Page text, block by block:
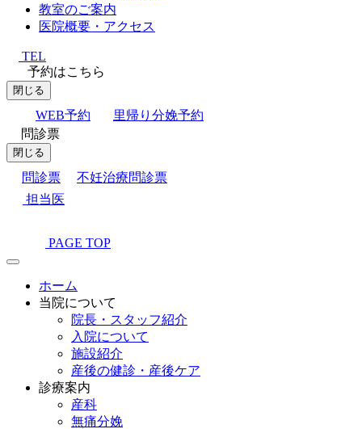
教室のご案内
医院概要・アクセス
TEL
予約はこちら
閉じる
WEB予約
里帰り分娩予約
問診票
閉じる
問診票
不妊治療問診票
担当医
PAGE TOP
ホーム
当院について
院長・スタッフ紹介
入院について
施設紹介
産後の健診・産後ケア
診療案内
産科
無痛分娩